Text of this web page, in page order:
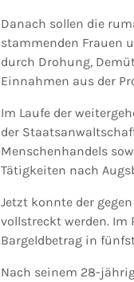
Danach sollen die
stammenden Frauen
durch Drohung,
Einnahmen aus der
Im Laufe der
der
Menschenhandels
Tätigkeiten nach
Jetzt konnte der
vollstreckt werden.
Bargeldbetrag in
Nach seinem 28-